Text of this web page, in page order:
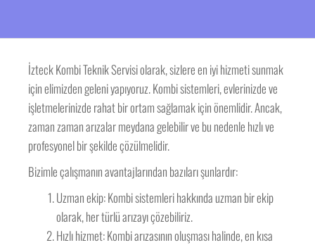
İzteck Kombi Teknik Servisi olarak, sizlere en iyi hizmeti sunmak
için elimizden geleni yapıyoruz. Kombi sistemleri, evlerinizde ve
işletmelerinizde rahat bir ortam sağlamak için önemlidir. Ancak,
zaman zaman arızalar meydana gelebilir ve bu nedenle hızlı ve
profesyonel bir şekilde çözülmelidir.
Bizimle çalışmanın avantajlarından bazıları şunlardır:
Uzman ekip: Kombi sistemleri hakkında uzman bir ekip
olarak, her türlü arızayı çözebiliriz.
Hızlı hizmet: Kombi arızasının oluşması halinde, en kısa